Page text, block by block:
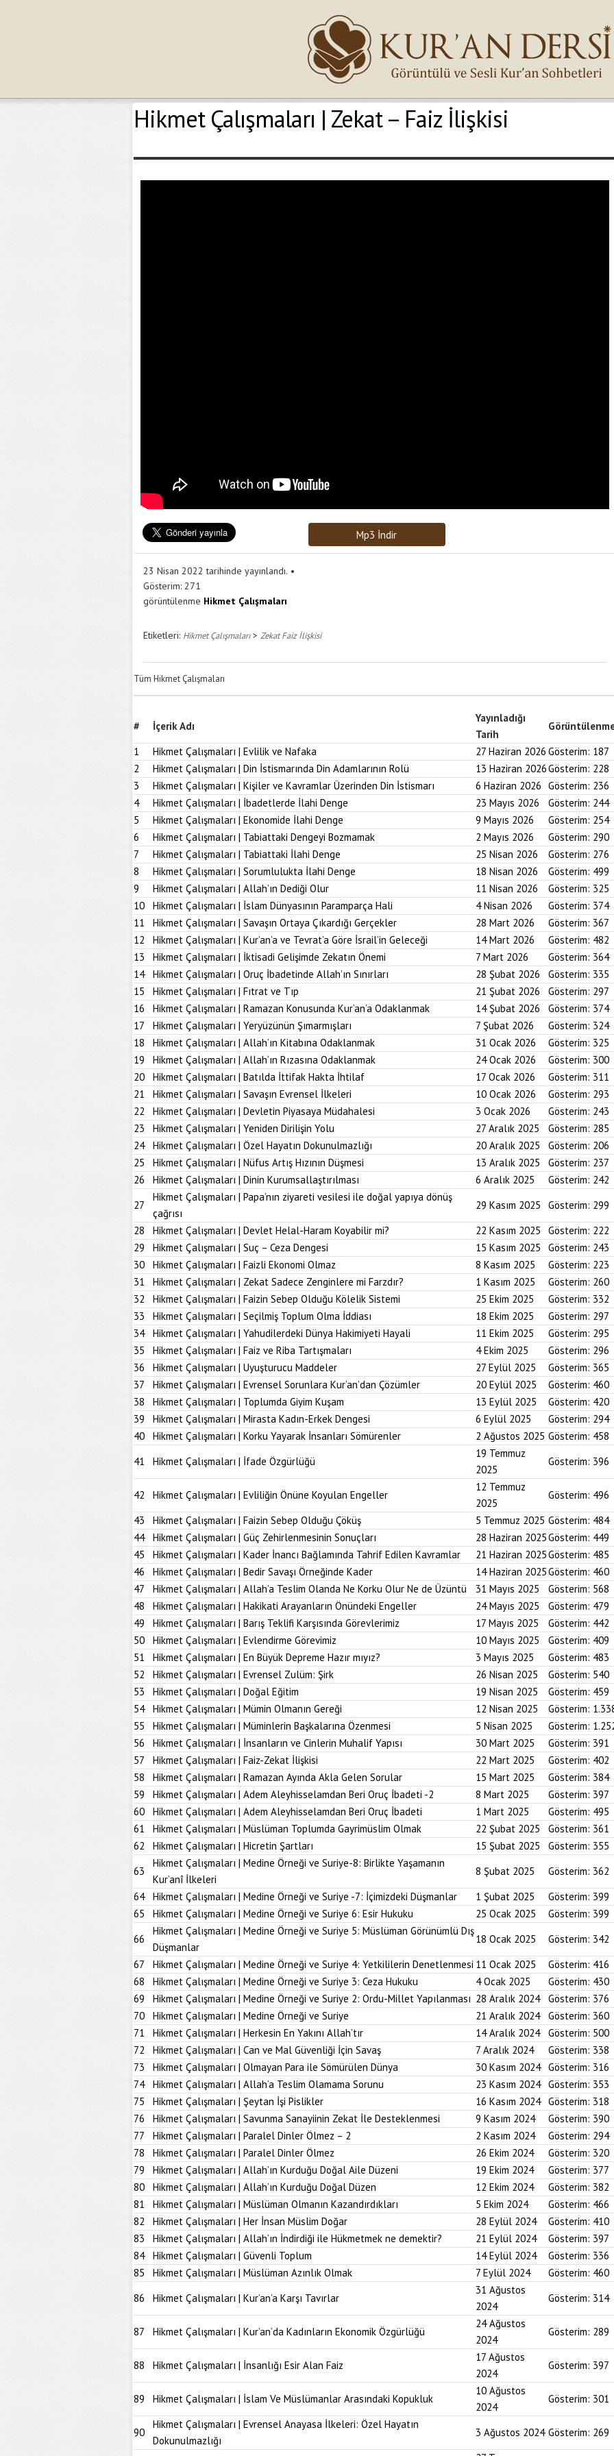
Hikmet Çalışmaları | Zekat – Faiz İlişkisi
Mp3 İndir
23 Nisan 2022 tarihinde yayınlandı.
Gösterim: 271
görüntülenme Hikmet Çalışmaları
Etiketleri: Hikmet Çalışmaları> Zekat Faiz İlişkisi
Tüm Hikmet Çalışmaları
# İçerik Adı
Yayınladığı
Tarih
1
Hikmet Çalışmaları | Evlilik ve Nafaka 27 Haziran 2026 Gösterim: 187
2
Hikmet Çalışmaları | Din İstismarında Din Adamlarının Rolü 13 Haziran 2026Gösterim: 228
3
Hikmet Çalışmaları | Kişiler ve Kavramlar Üzerinden Din İstismarı 6 Haziran 2026 Gösterim: 236
4
Hikmet Çalışmaları | İbadetlerde İlahi Denge 23 Mayıs 2026 Gösterim: 244
5
Hikmet Çalışmaları | Ekonomide İlahi Denge 9 Mayıs 2026 Gösterim: 254
6
Hikmet Çalışmaları | Tabiattaki Dengeyi Bozmamak 2 Mayıs 2026 Gösterim: 290
7
Hikmet Çalışmaları | Tabiattaki İlahi Denge 25 Nisan 2026 Gösterim: 276
8
Hikmet Çalışmaları | Sorumlulukta İlahi Denge 18 Nisan 2026 Gösterim: 499
9
Hikmet Çalışmaları | Allah’ın Dediği Olur 11 Nisan 2026 Gösterim: 325
10
Hikmet Çalışmaları | İslam Dünyasının Paramparça Hali 4 Nisan 2026 Gösterim: 374
11
Hikmet Çalışmaları | Savaşın Ortaya Çıkardığı Gerçekler 28 Mart 2026 Gösterim: 367
12
Hikmet Çalışmaları | Kur’an’a ve Tevrat’a Göre İsrail’in Geleceği 14 Mart 2026 Gösterim: 482
13
Hikmet Çalışmaları | İktisadi Gelişimde Zekatın Önemi 7 Mart 2026 Gösterim: 364
14
Hikmet Çalışmaları | Oruç İbadetinde Allah’ın Sınırları 28 Şubat 2026 Gösterim: 335
15
Hikmet Çalışmaları | Fıtrat ve Tıp 21 Şubat 2026 Gösterim: 297
16
Hikmet Çalışmaları | Ramazan Konusunda Kur’an’a Odaklanmak 14 Şubat 2026 Gösterim: 374
17
Hikmet Çalışmaları | Yeryüzünün Şımarmışları 7 Şubat 2026 Gösterim: 324
18
Hikmet Çalışmaları | Allah’ın Kitabına Odaklanmak 31 Ocak 2026 Gösterim: 325
19
Hikmet Çalışmaları | Allah’ın Rızasına Odaklanmak 24 Ocak 2026 Gösterim: 300
20
Hikmet Çalışmaları | Batılda İttifak Hakta İhtilaf 17 Ocak 2026 Gösterim: 311
21
Hikmet Çalışmaları | Savaşın Evrensel İlkeleri 10 Ocak 2026 Gösterim: 293
22
Hikmet Çalışmaları | Devletin Piyasaya Müdahalesi 3 Ocak 2026 Gösterim: 243
23
Hikmet Çalışmaları | Yeniden Dirilişin Yolu 27 Aralık 2025 Gösterim: 285
24
Hikmet Çalışmaları | Özel Hayatın Dokunulmazlığı 20 Aralık 2025 Gösterim: 206
25
Hikmet Çalışmaları | Nüfus Artış Hızının Düşmesi 13 Aralık 2025 Gösterim: 237
26
Hikmet Çalışmaları | Dinin Kurumsallaştırılması 6 Aralık 2025 Gösterim: 242
27
Hikmet Çalışmaları | Papa’nın ziyareti vesilesi ile doğal yapıya dönüş
çağrısı
29 Kasım 2025 Gösterim: 299
28
Hikmet Çalışmaları | Devlet Helal-Haram Koyabilir mi? 22 Kasım 2025 Gösterim: 222
29
Hikmet Çalışmaları | Suç – Ceza Dengesi 15 Kasım 2025 Gösterim: 243
30
Hikmet Çalışmaları | Faizli Ekonomi Olmaz 8 Kasım 2025 Gösterim: 223
31
Hikmet Çalışmaları | Zekat Sadece Zenginlere mi Farzdır? 1 Kasım 2025 Gösterim: 260
32
Hikmet Çalışmaları | Faizin Sebep Olduğu Kölelik Sistemi 25 Ekim 2025 Gösterim: 332
33
Hikmet Çalışmaları | Seçilmiş Toplum Olma İddiası 18 Ekim 2025 Gösterim: 297
34
Hikmet Çalışmaları | Yahudilerdeki Dünya Hakimiyeti Hayali 11 Ekim 2025 Gösterim: 295
35
Hikmet Çalışmaları | Faiz ve Riba Tartışmaları 4 Ekim 2025 Gösterim: 296
36
Hikmet Çalışmaları | Uyuşturucu Maddeler 27 Eylül 2025 Gösterim: 365
37
Hikmet Çalışmaları | Evrensel Sorunlara Kur’an’dan Çözümler 20 Eylül 2025 Gösterim: 460
38
Hikmet Çalışmaları | Toplumda Giyim Kuşam 13 Eylül 2025 Gösterim: 420
39
Hikmet Çalışmaları | Mirasta Kadın-Erkek Dengesi 6 Eylül 2025 Gösterim: 294
40
Hikmet Çalışmaları | Korku Yayarak İnsanları Sömürenler 2 Ağustos 2025 Gösterim: 458
41
Hikmet Çalışmaları | İfade Özgürlüğü
19 Temmuz
2025
Gösterim: 396
42 Hikmet Çalışmaları | Evliliğin Önüne Koyulan Engeller
12 Temmuz
2025
Gösterim: 496
43
Hikmet Çalışmaları | Faizin Sebep Olduğu Çöküş 5 Temmuz 2025 Gösterim: 484
44
Hikmet Çalışmaları | Güç Zehirlenmesinin Sonuçları 28 Haziran 2025Gösterim: 449
45
Hikmet Çalışmaları | Kader İnancı Bağlamında Tahrif Edilen Kavramlar 21 Haziran 2025Gösterim: 485
46
Hikmet Çalışmaları | Bedir Savaşı Örneğinde Kader 14 Haziran 2025Gösterim: 460
47
Hikmet Çalışmaları | Allah’a Teslim Olanda Ne Korku Olur Ne de Üzüntü 31 Mayıs 2025 Gösterim: 568
48
Hikmet Çalışmaları | Hakikati Arayanların Önündeki Engeller 24 Mayıs 2025 Gösterim: 479
49
Hikmet Çalışmaları | Barış Teklifi Karşısında Görevlerimiz 17 Mayıs 2025 Gösterim: 442
50
Hikmet Çalışmaları | Evlendirme Görevimiz 10 Mayıs 2025 Gösterim: 409
51
Hikmet Çalışmaları | En Büyük Depreme Hazır mıyız? 3 Mayıs 2025 Gösterim: 483
52
Hikmet Çalışmaları | Evrensel Zulüm: Şirk 26 Nisan 2025 Gösterim: 540
53
Hikmet Çalışmaları | Doğal Eğitim 19 Nisan 2025 Gösterim: 459
54
Hikmet Çalışmaları | Mümin Olmanın Gereği 12 Nisan 2025 Gösterim:
55
Hikmet Çalışmaları | Müminlerin Başkalarına Özenmesi 5 Nisan 2025 Gösterim:
56
Hikmet Çalışmaları | İnsanların ve Cinlerin Muhalif Yapısı 30 Mart 2025 Gösterim: 391
57
Hikmet Çalışmaları | Faiz-Zekat İlişkisi 22 Mart 2025 Gösterim: 402
58
Hikmet Çalışmaları | Ramazan Ayında Akla Gelen Sorular 15 Mart 2025 Gösterim: 384
59
Hikmet Çalışmaları | Adem Aleyhisselamdan Beri Oruç İbadeti -2 8 Mart 2025 Gösterim: 397
60
Hikmet Çalışmaları | Adem Aleyhisselamdan Beri Oruç İbadeti 1 Mart 2025 Gösterim: 495
61
Hikmet Çalışmaları | Müslüman Toplumda Gayrimüslim Olmak 22 Şubat 2025 Gösterim: 361
62
Hikmet Çalışmaları | Hicretin Şartları 15 Şubat 2025 Gösterim: 355
63
Hikmet Çalışmaları | Medine Örneği ve Suriye-8: Birlikte Yaşamanın
Kur’anî İlkeleri
8 Şubat 2025 Gösterim: 362
64
Hikmet Çalışmaları | Medine Örneği ve Suriye -7: İçimizdeki Düşmanlar 1 Şubat 2025 Gösterim: 399
65
Hikmet Çalışmaları | Medine Örneği ve Suriye 6: Esir Hukuku 25 Ocak 2025 Gösterim: 399
66
Hikmet Çalışmaları | Medine Örneği ve Suriye 5: Müslüman Görünümlü Dış
Düşmanlar
18 Ocak 2025 Gösterim: 342
67
Hikmet Çalışmaları | Medine Örneği ve Suriye 4: Yetkililerin Denetlenmesi 11 Ocak 2025 Gösterim: 416
68
Hikmet Çalışmaları | Medine Örneği ve Suriye 3: Ceza Hukuku 4 Ocak 2025 Gösterim: 430
69
Hikmet Çalışmaları | Medine Örneği ve Suriye 2: Ordu-Millet Yapılanması 28 Aralık 2024 Gösterim: 376
70
Hikmet Çalışmaları | Medine Örneği ve Suriye 21 Aralık 2024 Gösterim: 360
71
Hikmet Çalışmaları | Herkesin En Yakını Allah’tır 14 Aralık 2024 Gösterim: 500
72
Hikmet Çalışmaları | Can ve Mal Güvenliği İçin Savaş 7 Aralık 2024 Gösterim: 338
73
Hikmet Çalışmaları | Olmayan Para ile Sömürülen Dünya 30 Kasım 2024 Gösterim: 316
74
Hikmet Çalışmaları | Allah’a Teslim Olamama Sorunu 23 Kasım 2024 Gösterim: 353
75
Hikmet Çalışmaları | Şeytan İşi Pislikler 16 Kasım 2024 Gösterim: 318
76
Hikmet Çalışmaları | Savunma Sanayiinin Zekat İle Desteklenmesi 9 Kasım 2024 Gösterim: 390
77
Hikmet Çalışmaları | Paralel Dinler Ölmez – 2 2 Kasım 2024 Gösterim: 294
78
Hikmet Çalışmaları | Paralel Dinler Ölmez 26 Ekim 2024 Gösterim: 320
79
Hikmet Çalışmaları | Allah’ın Kurduğu Doğal Aile Düzeni 19 Ekim 2024 Gösterim: 377
80
Hikmet Çalışmaları | Allah’ın Kurduğu Doğal Düzen 12 Ekim 2024 Gösterim: 382
81
Hikmet Çalışmaları | Müslüman Olmanın Kazandırdıkları 5 Ekim 2024 Gösterim: 466
82
Hikmet Çalışmaları | Her İnsan Müslim Doğar 28 Eylül 2024 Gösterim: 410
83
Hikmet Çalışmaları | Allah’ın İndirdiği ile Hükmetmek ne demektir? 21 Eylül 2024 Gösterim: 397
84
Hikmet Çalışmaları | Güvenli Toplum 14 Eylül 2024 Gösterim: 336
85
Hikmet Çalışmaları | Müslüman Azınlık Olmak 7 Eylül 2024 Gösterim: 460
86
Hikmet Çalışmaları | Kur’an’a Karşı Tavırlar
31 Ağustos
2024
Gösterim: 314
87 Hikmet Çalışmaları | Kur’an’da Kadınların Ekonomik Özgürlüğü
24 Ağustos
2024
Gösterim: 289
88 Hikmet Çalışmaları | İnsanlığı Esir Alan Faiz
17 Ağustos
2024
Gösterim: 397
89 Hikmet Çalışmaları | İslam Ve Müslümanlar Arasındaki Kopukluk
10 Ağustos
2024
Gösterim: 301
90
Hikmet Çalışmaları | Evrensel Anayasa İlkeleri: Özel Hayatın
Dokunulmazlığı
3 Ağustos 2024 Gösterim: 269